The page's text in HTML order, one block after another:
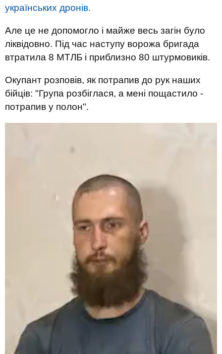
українських дронів.
Але це не допомогло і майже весь загін було
ліквідовно. Під час наступу ворожа бригада
втратила 8 МТЛБ і приблизно 80 штурмовиків.
Окупант розповів, як потрапив до рук наших
бійців: "Група розбіглася, а мені пощастило -
потрапив у полон".